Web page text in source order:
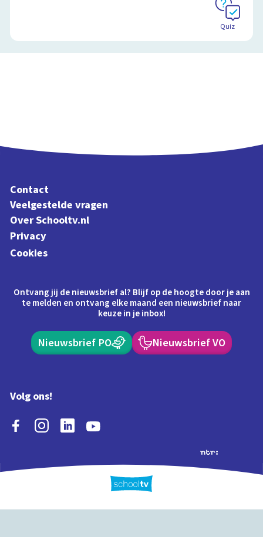
Quiz
Contact
Veelgestelde vragen
Over Schooltv.nl
Privacy
Cookies
Ontvang jij de nieuwsbrief al? Blijf op de hoogte door je aan
te melden en ontvang elke maand een nieuwsbrief naar
keuze in je inbox!
Nieuwsbrief PO Nieuwsbrief VO
Volg ons!